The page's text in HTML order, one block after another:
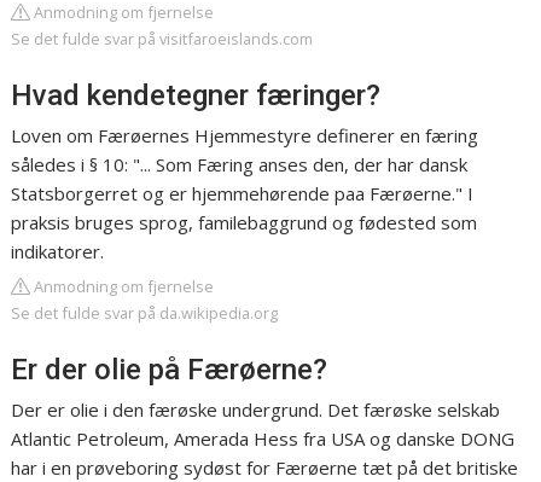
Anmodning om fjernelse
Se det fulde svar på visitfaroeislands.com
Hvad kendetegner færinger?
Loven om Færøernes Hjemmestyre definerer en færing
således i § 10: "... Som Færing anses den, der har dansk
Statsborgerret og er hjemmehørende paa Færøerne." I
praksis bruges sprog, familebaggrund og fødested som
indikatorer.
Anmodning om fjernelse
Se det fulde svar på da.wikipedia.org
Er der olie på Færøerne?
Der er olie i den færøske undergrund. Det færøske selskab
Atlantic Petroleum, Amerada Hess fra USA og danske DONG
har i en prøveboring sydøst for Færøerne tæt på det britiske